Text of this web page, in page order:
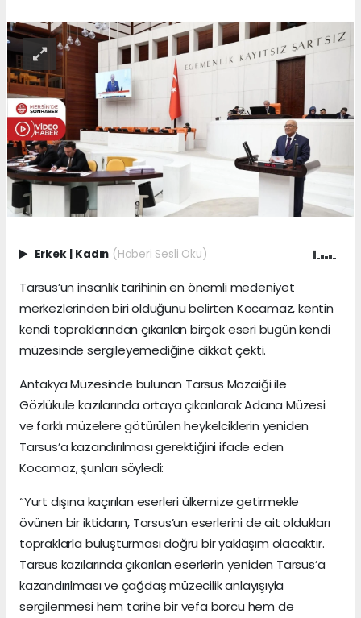
Erkek | Kadın (Haberi Sesli Oku)
Tarsus’un insanlık tarihinin en önemli medeniyet
merkezlerinden biri olduğunu belirten Kocamaz, kentin
kendi topraklarından çıkarılan birçok eseri bugün kendi
müzesinde sergileyemediğine dikkat çekti.
Antakya Müzesinde bulunan Tarsus Mozaiği ile
Gözlükule kazılarında ortaya çıkarılarak Adana Müzesi
ve farklı müzelere götürülen heykelciklerin yeniden
Tarsus’a kazandırılması gerektiğini ifade eden
Kocamaz, şunları söyledi:
“Yurt dışına kaçırılan eserleri ülkemize getirmekle
övünen bir iktidarın, Tarsus’un eserlerini de ait oldukları
topraklarla buluşturması doğru bir yaklaşım olacaktır.
Tarsus kazılarında çıkarılan eserlerin yeniden Tarsus’a
kazandırılması ve çağdaş müzecilik anlayışıyla
sergilenmesi hem tarihe bir vefa borcu hem de